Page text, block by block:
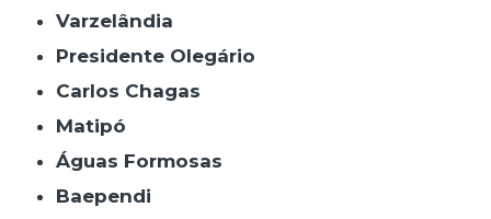
Varzelândia
Presidente Olegário
Carlos Chagas
Matipó
Águas Formosas
Baependi